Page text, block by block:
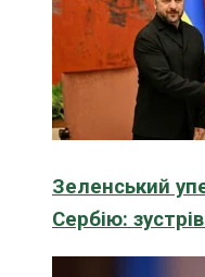
Зеленський
Сербію: